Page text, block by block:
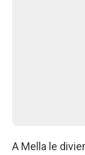
A Mella le